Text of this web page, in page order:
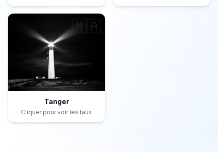
🇲🇦
Tanger
Cliquer pour voir les taux